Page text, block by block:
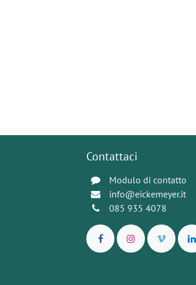
Contattaci
Modulo di contatto
info@eickemeyer.it
085 935 4078